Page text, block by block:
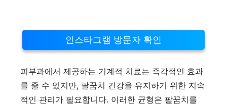
인스타그램 방문자 확인
피부과에서 제공하는 기계적 치료는 즉각적인 효과
를 줄 수 있지만, 팔꿈치 건강을 유지하기 위한 지속
적인 관리가 필요합니다. 이러한 균형은 팔꿈치를